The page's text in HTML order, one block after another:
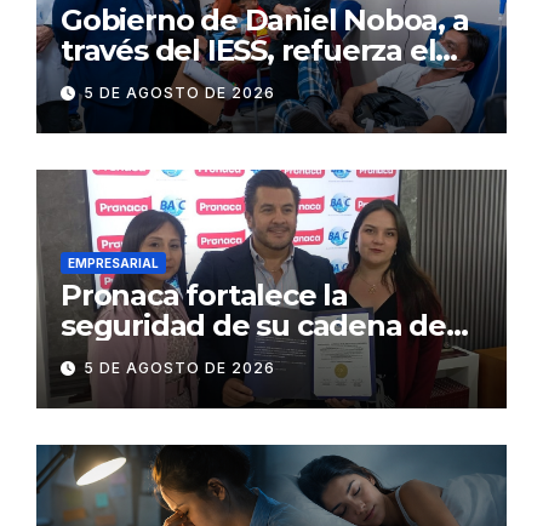
Gobierno de Daniel Noboa, a
través del IESS, refuerza el
abastecimiento de insulina
en 86 establecimientos de
salud
5 DE AGOSTO DE 2026
EMPRESARIAL
Pronaca fortalece la
seguridad de su cadena de
suministro con certificación
BASC en dos plantas
5 DE AGOSTO DE 2026